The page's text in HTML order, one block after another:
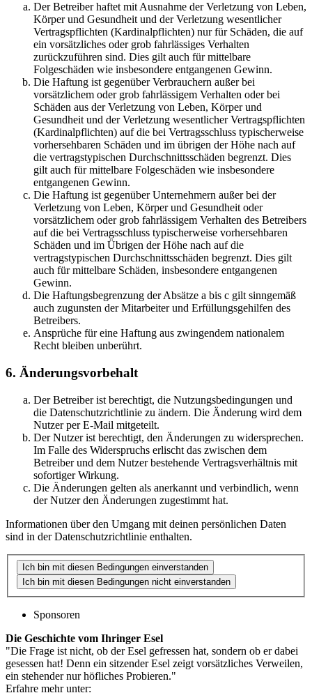
Der Betreiber haftet mit Ausnahme der Verletzung von Leben,
Körper und Gesundheit und der Verletzung wesentlicher
Vertragspflichten (Kardinalpflichten) nur für Schäden, die auf
ein vorsätzliches oder grob fahrlässiges Verhalten
zurückzuführen sind. Dies gilt auch für mittelbare
Folgeschäden wie insbesondere entgangenen Gewinn.
Die Haftung ist gegenüber Verbrauchern außer bei
vorsätzlichem oder grob fahrlässigem Verhalten oder bei
Schäden aus der Verletzung von Leben, Körper und
Gesundheit und der Verletzung wesentlicher Vertragspflichten
(Kardinalpflichten) auf die bei Vertragsschluss typischerweise
vorhersehbaren Schäden und im übrigen der Höhe nach auf
die vertragstypischen Durchschnittsschäden begrenzt. Dies
gilt auch für mittelbare Folgeschäden wie insbesondere
entgangenen Gewinn.
Die Haftung ist gegenüber Unternehmern außer bei der
Verletzung von Leben, Körper und Gesundheit oder
vorsätzlichem oder grob fahrlässigem Verhalten des Betreibers
auf die bei Vertragsschluss typischerweise vorhersehbaren
Schäden und im Übrigen der Höhe nach auf die
vertragstypischen Durchschnittsschäden begrenzt. Dies gilt
auch für mittelbare Schäden, insbesondere entgangenen
Gewinn.
Die Haftungsbegrenzung der Absätze a bis c gilt sinngemäß
auch zugunsten der Mitarbeiter und Erfüllungsgehilfen des
Betreibers.
Ansprüche für eine Haftung aus zwingendem nationalem
Recht bleiben unberührt.
6. Änderungsvorbehalt
Der Betreiber ist berechtigt, die Nutzungsbedingungen und
die Datenschutzrichtlinie zu ändern. Die Änderung wird dem
Nutzer per E-Mail mitgeteilt.
Der Nutzer ist berechtigt, den Änderungen zu widersprechen.
Im Falle des Widerspruchs erlischt das zwischen dem
Betreiber und dem Nutzer bestehende Vertragsverhältnis mit
sofortiger Wirkung.
Die Änderungen gelten als anerkannt und verbindlich, wenn
der Nutzer den Änderungen zugestimmt hat.
Informationen über den Umgang mit deinen persönlichen Daten
sind in der Datenschutzrichtlinie enthalten.
Sponsoren
Die Geschichte vom Ihringer Esel
"Die Frage ist nicht, ob der Esel gefressen hat, sondern ob er dabei
gesessen hat! Denn ein sitzender Esel zeigt vorsätzliches Verweilen,
ein stehender nur höfliches Probieren."
Erfahre mehr unter: